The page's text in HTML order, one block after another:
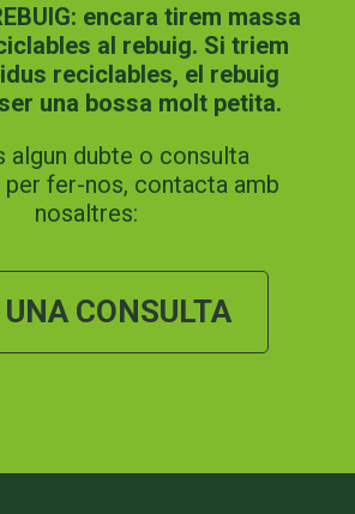
encara tirem massa
al rebuig. Si triem
reciclables, el rebuig
una bossa molt petita.
algun dubte o consulta
fer-nos, contacta amb
nosaltres:
UNA CONSULTA